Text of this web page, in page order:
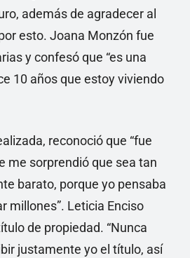
además de agradecer al
esto. Joana Monzón fue
y confesó que “es una
10 años que estoy viviendo
reconoció que “fue
me sorprendió que sea tan
barato, porque yo pensaba
millones”. Leticia Enciso
de propiedad. “Nunca
justamente yo el título, así